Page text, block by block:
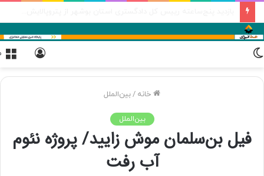
خانه /بین‌الملل
بین‌الملل
فیل بن‌سلمان موش زایید/ پروژه نئوم
آب رفت